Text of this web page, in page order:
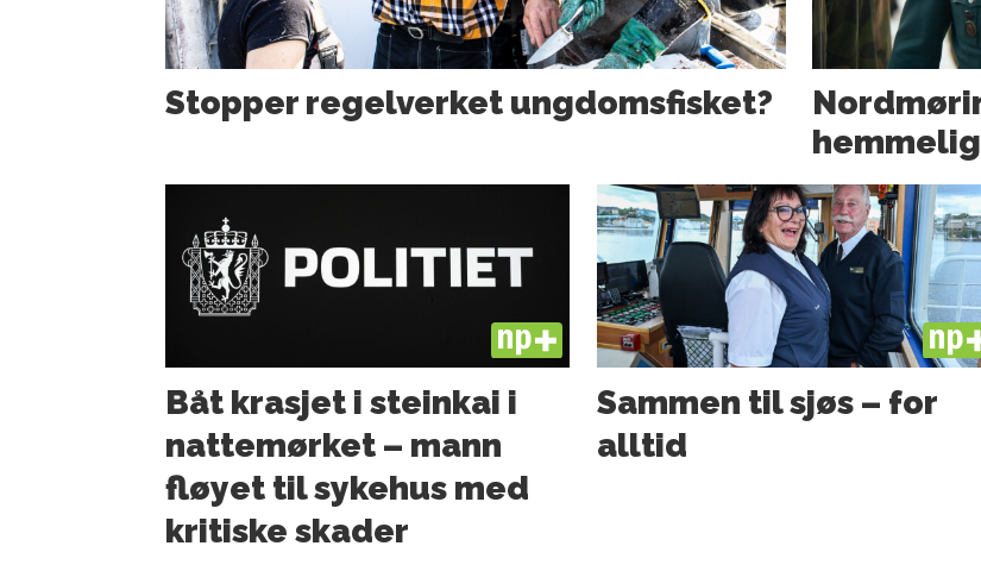
Stopper regelverket ungdoms­fisket?
PLUS
Båt krasjet i steinkai i
nattemørket – mann
fløyet til sykehus med
kritiske skader
Sammen til sjøs – for
alltid